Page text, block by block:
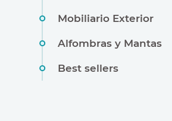
Mobiliario Exterior
Alfombras y Mantas
Best sellers